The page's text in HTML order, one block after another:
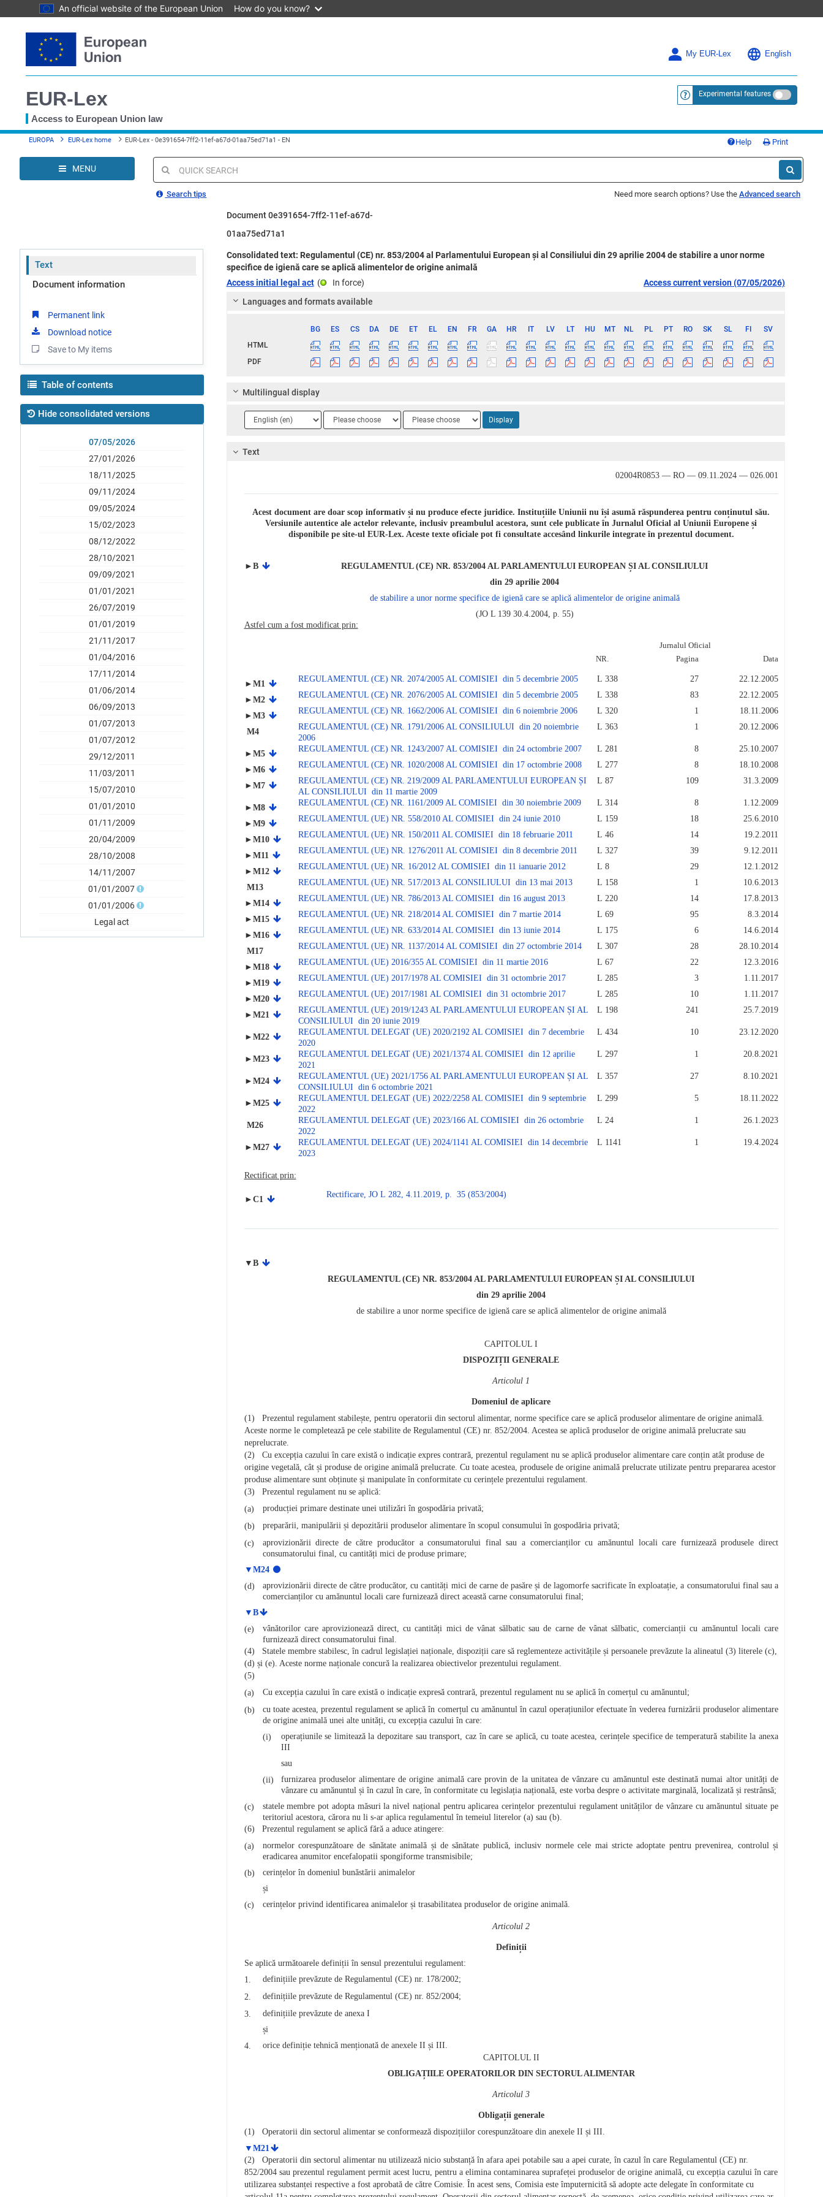
An official website of the European Union How do you know?
to
content
My EUR-Lex English
EUR-Lex
Access to European Union law
<a href="https://eur-lex.europa.eu/
Experimental features
You
here
EUROPA EUR-Lex home EUR-Lex - 0e391654-7ff2-11ef-a67d-01aa75ed71a1 - EN Help Print
MENU
Quick
search
Search tips Need more search options? Use the Advanced search
Document 0e391654-7ff2-11ef-a67d-
01aa75ed71a1
Text
Document information
Permanent link
Download notice
Save to My items
Table of contents
Hide consolidated versions
07/05/2026
27/01/2026
18/11/2025
09/11/2024
09/05/2024
15/02/2023
08/12/2022
28/10/2021
09/09/2021
01/01/2021
26/07/2019
01/01/2019
21/11/2017
01/04/2016
17/11/2014
01/06/2014
06/09/2013
01/07/2013
01/07/2012
29/12/2011
11/03/2011
15/07/2010
01/01/2010
01/11/2009
20/04/2009
28/10/2008
14/11/2007
01/01/2007
01/01/2006
Legal act
Consolidated text: Regulamentul (CE) nr. 853/2004 al Parlamentului European și al Consiliului din 29 aprilie 2004 de stabilire a unor norme
specifice de igienă care se aplică alimentelor de origine animală
Access initial legal act ( In force)
Access current version (07/05/2026)
Languages and formats available
BG ES CS DA DE ET EL EN FR GA HR IT LV LT HU MT NL PL PT RO SK SL FI
SV
HTML
PDF
Multilingual display
Language
1
Language
2
Language
3
Display
Text
02004R0853 — RO — 09.11.2024 — 026.001
Acest document are doar scop informativ și nu produce efecte juridice. Instituțiile Uniunii nu își asumă răspunderea pentru conținutul său.
Versiunile autentice ale actelor relevante, inclusiv preambulul acestora, sunt cele publicate în Jurnalul Oficial al Uniunii Europene și
disponibile pe site-ul EUR-Lex. Aceste texte oficiale pot fi consultate accesând linkurile integrate în prezentul document.
►B
REGULAMENTUL (CE) NR. 853/2004 AL PARLAMENTULUI EUROPEAN ȘI AL CONSILIULUI
din 29 aprilie 2004
de stabilire a unor norme specifice de igienă care se aplică alimentelor de origine animală
(JO L 139 30.4.2004, p. 55)
Astfel cum a fost modificat prin:
Jurnalul Oficial
NR.
Pagina Data
►M1
REGULAMENTUL (CE) NR. 2074/2005 AL COMISIEI din 5 decembrie 2005 L 338 27 22.12.2005
►M2
REGULAMENTUL (CE) NR. 2076/2005 AL COMISIEI din 5 decembrie 2005 L 338 83 22.12.2005
►M3
REGULAMENTUL (CE) NR. 1662/2006 AL COMISIEI din 6 noiembrie 2006 L 320 1 18.11.2006
M4
REGULAMENTUL (CE) NR. 1791/2006 AL CONSILIULUI din 20 noiembrie
2006
L 363 1 20.12.2006
►M5
REGULAMENTUL (CE) NR. 1243/2007 AL COMISIEI din 24 octombrie 2007 L 281 8 25.10.2007
►M6
REGULAMENTUL (CE) NR. 1020/2008 AL COMISIEI din 17 octombrie 2008 L 277 8 18.10.2008
►M7
REGULAMENTUL (CE) NR. 219/2009 AL PARLAMENTULUI EUROPEAN ȘI
AL CONSILIULUI din 11 martie 2009
L 87 109 31.3.2009
►M8
REGULAMENTUL (CE) NR. 1161/2009 AL COMISIEI din 30 noiembrie 2009 L 314 8 1.12.2009
►M9
REGULAMENTUL (UE) NR. 558/2010 AL COMISIEI din 24 iunie 2010 L 159 18 25.6.2010
►M10
REGULAMENTUL (UE) NR. 150/2011 AL COMISIEI din 18 februarie 2011 L 46 14 19.2.2011
►M11
REGULAMENTUL (UE) NR. 1276/2011 AL COMISIEI din 8 decembrie 2011 L 327 39 9.12.2011
►M12
REGULAMENTUL (UE) NR. 16/2012 AL COMISIEI din 11 ianuarie 2012 L 8 29 12.1.2012
M13
REGULAMENTUL (UE) NR. 517/2013 AL CONSILIULUI din 13 mai 2013 L 158 1 10.6.2013
►M14
REGULAMENTUL (UE) NR. 786/2013 AL COMISIEI din 16 august 2013 L 220 14 17.8.2013
►M15
REGULAMENTUL (UE) NR. 218/2014 AL COMISIEI din 7 martie 2014 L 69 95 8.3.2014
►M16
REGULAMENTUL (UE) NR. 633/2014 AL COMISIEI din 13 iunie 2014 L 175 6 14.6.2014
M17
REGULAMENTUL (UE) NR. 1137/2014 AL COMISIEI din 27 octombrie 2014 L 307 28 28.10.2014
►M18
REGULAMENTUL (UE) 2016/355 AL COMISIEI din 11 martie 2016 L 67 22 12.3.2016
►M19
REGULAMENTUL (UE) 2017/1978 AL COMISIEI din 31 octombrie 2017 L 285 3 1.11.2017
►M20
REGULAMENTUL (UE) 2017/1981 AL COMISIEI din 31 octombrie 2017 L 285 10 1.11.2017
►M21
REGULAMENTUL (UE) 2019/1243 AL PARLAMENTULUI EUROPEAN ȘI AL
CONSILIULUI din 20 iunie 2019
L 198 241 25.7.2019
►M22
REGULAMENTUL DELEGAT (UE) 2020/2192 AL COMISIEI din 7 decembrie
2020
L 434 10 23.12.2020
►M23
REGULAMENTUL DELEGAT (UE) 2021/1374 AL COMISIEI din 12 aprilie
2021
L 297 1 20.8.2021
►M24
REGULAMENTUL (UE) 2021/1756 AL PARLAMENTULUI EUROPEAN ȘI AL
CONSILIULUI din 6 octombrie 2021
L 357 27 8.10.2021
►M25
REGULAMENTUL DELEGAT (UE) 2022/2258 AL COMISIEI din 9 septembrie
2022
L 299 5 18.11.2022
M26
REGULAMENTUL DELEGAT (UE) 2023/166 AL COMISIEI din 26 octombrie
2022
L 24 1 26.1.2023
►M27
REGULAMENTUL DELEGAT (UE) 2024/1141 AL COMISIEI din 14 decembrie
2023
L 1141 1 19.4.2024
Rectificat prin:
►C1
Rectificare, JO L 282, 4.11.2019, p. 35 (853/2004)
▼B
REGULAMENTUL (CE) NR. 853/2004 AL PARLAMENTULUI EUROPEAN ȘI AL CONSILIULUI
din 29 aprilie 2004
de stabilire a unor norme specifice de igienă care se aplică alimentelor de origine animală
CAPITOLUL I
DISPOZIȚII GENERALE
Articolul 1
Domeniul de aplicare
(1)
Prezentul regulament stabilește, pentru operatorii din sectorul alimentar, norme specifice care se aplică produselor alimentare de origine animală.
Aceste norme le completează pe cele stabilite de Regulamentul (CE) nr. 852/2004. Acestea se aplică produselor de origine animală prelucrate sau
neprelucrate.
(2)
Cu excepția cazului în care există o indicație expres contrară, prezentul regulament nu se aplică produselor alimentare care conțin atât produse de
origine vegetală, cât și produse de origine animală prelucrate. Cu toate acestea, produsele de origine animală prelucrate utilizate pentru prepararea acestor
produse alimentare sunt obținute și manipulate în conformitate cu cerințele prezentului regulament.
(3)
Prezentul regulament nu se aplică:
(a)
producției primare destinate unei utilizări în gospodăria privată;
(b)
preparării, manipulării și depozitării produselor alimentare în scopul consumului în gospodăria privată;
(c)
aprovizionării directe de către producător a consumatorului final sau a comercianților cu amănuntul locali care furnizează produsele direct
consumatorului final, cu cantități mici de produse primare;
▼M24
(d)
aprovizionării directe de către producător, cu cantități mici de carne de pasăre și de lagomorfe sacrificate în exploatație, a consumatorului final sau a
comercianților cu amănuntul locali care furnizează direct această carne consumatorului final;
▼B
(e)
vânătorilor care aprovizionează direct, cu cantități mici de vânat sălbatic sau de carne de vânat sălbatic, comercianții cu amănuntul locali care
furnizează direct consumatorului final.
(4)
Statele membre stabilesc, în cadrul legislației naționale, dispoziții care să reglementeze activitățile și persoanele prevăzute la alineatul (3) literele (c),
(d) și (e). Aceste norme naționale concură la realizarea obiectivelor prezentului regulament.
(5)
(a)
Cu excepția cazului în care există o indicație expresă contrară, prezentul regulament nu se aplică în comerțul cu amănuntul;
(b)
cu toate acestea, prezentul regulament se aplică în comerțul cu amănuntul în cazul operațiunilor efectuate în vederea furnizării produselor alimentare
de origine animală unei alte unități, cu excepția cazului în care:
(i)
operațiunile se limitează la depozitare sau transport, caz în care se aplică, cu toate acestea, cerințele specifice de temperatură stabilite la anexa
III
sau
(ii)
furnizarea produselor alimentare de origine animală care provin de la unitatea de vânzare cu amănuntul este destinată numai altor unități de
vânzare cu amănuntul și în cazul în care, în conformitate cu legislația națională, este vorba despre o activitate marginală, localizată și restrânsă;
(c)
statele membre pot adopta măsuri la nivel național pentru aplicarea cerințelor prezentului regulament unităților de vânzare cu amănuntul situate pe
teritoriul acestora, cărora nu li s-ar aplica regulamentul în temeiul literelor (a) sau (b).
(6)
Prezentul regulament se aplică fără a aduce atingere:
(a)
normelor corespunzătoare de sănătate animală și de sănătate publică, inclusiv normele cele mai stricte adoptate pentru prevenirea, controlul și
eradicarea anumitor encefalopatii spongiforme transmisibile;
(b)
cerințelor în domeniul bunăstării animalelor
și
(c)
cerințelor privind identificarea animalelor și trasabilitatea produselor de origine animală.
Articolul 2
Definiții
Se aplică următoarele definiții în sensul prezentului regulament:
1.
definițiile prevăzute de Regulamentul (CE) nr. 178/2002;
2.
definițiile prevăzute de Regulamentul (CE) nr. 852/2004;
3.
definițiile prevăzute de anexa I
și
4.
orice definiție tehnică menționată de anexele II și III.
CAPITOLUL II
OBLIGAȚIILE OPERATORILOR DIN SECTORUL ALIMENTAR
Articolul 3
Obligații generale
(1)
Operatorii din sectorul alimentar se conformează dispozițiilor corespunzătoare din anexele II și III.
▼M21
(2)
Operatorii din sectorul alimentar nu utilizează nicio substanță în afara apei potabile sau a apei curate, în cazul în care Regulamentul (CE) nr.
852/2004 sau prezentul regulament permit acest lucru, pentru a elimina contaminarea suprafeței produselor de origine animală, cu excepția cazului în care
utilizarea substanței respective a fost aprobată de către Comisie. În acest sens, Comisia este împuternicită să adopte acte delegate în conformitate cu